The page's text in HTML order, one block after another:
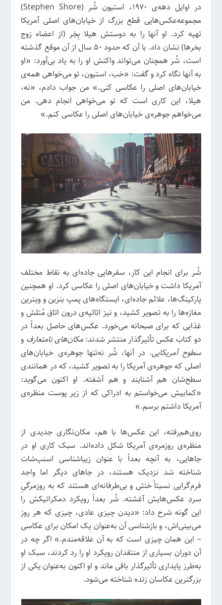
در اوایل دهه‌ی 1970، استیون شُر (Stephen Shore)
مجموعه‌عکس‌هایی قطع بزرگ از خیابان‌های اصلی آمریکا
تهیه کرد. او آنها را به دوستش هیلا بِخِر (از اعضاء زوج
بخرها) نشان داد. با آن که حدود 50 سال از آن موقع گذشته
است، شُر همچنان می‌تواند واکنش او را به یاد بی‌آورد: «او
به آنها نگاه کرد و گفت: «خب، استیون، تو می‌خواهی همه‌ی
خیابان‌های اصلی را عکاسی کنی.» من جواب دادم، «نه،
هیلا، این کاری است که تو می‌خواهی انجام دهی. من
می‌خواهم جوهره‌ی خیابان‌های اصلی را عکاسی کنم.»
شُر برای انجام این کار، سفرهایی جاده‌ای به نقاط مختلف
آمریکا داشت و خیابان‌های اصلی را عکاسی کرد. او همچنین
پارکینگ‌ها، علائم جاده‌ای، ایستگاه‌های پمپ بنزین و ویترین
مغازه‌ها را به تصویر کشید، و نیز اثاثیه‌ی درون اتاق مُتلش و
غذایی که برای صبحانه می‌خورد. عکس‌های حاصل بعداً در
دو کتاب عکس تأثیرگذار منتشر شدند:مکان‌های نامتعارف و
سطوح آمریکایی. در آنها، شُر نه‌تنها جوهره‌ی خیابان‌های
اصلی که جوهره‌ی آمریکا را به تصویر کشید، که در همانندی
سطح‌شان هم آشنایند و هم آشفته. او اکنون می‌گوید:
«کمابیش می‌خواستم به ادراکی که از زیر پوست منظره‌ی
آمریکا داشتم برسم.»
روی‌هم‌رفته، این عکس‌ها با هم، مکان‌نگاری جدیدی از
منظره‌ی روزمره‌ی آمریکا شکل داده‌اند. سبک کاری او در
جاهایی، به آنچه بعداً با عنوان زیباشناسی اسنپ‌شات
شناخته شد نزدیک هستند، در جاهای دیگر اما واجد
فرم‌گرایی نسبتاً خنثی و بی‌طرفانه‌ای هستند که به روزمرگیِ
سردِ عکس‌هایش آغشته. شُر بعداً رویکرد دمکراتیکش را
این گونه شرح داد: «دیدن چیزی عادی، چیزی که هر روز
می‌بینی‌اش، و بازشناسی آن به‌عنوان یک امکان برای عکاسی
– این همان چیزی است که به آن علاقه‌مندم.» اگر چه در
آن دوران بسیاری از منتقدان رویکرد او را رد کردند، سبک او
به‌طرز پایداری تأثیرگذار باقی ماند و او اکنون به‌عنوان یکی از
بزرگترین عکاسان زنده شناخته می‌شود.